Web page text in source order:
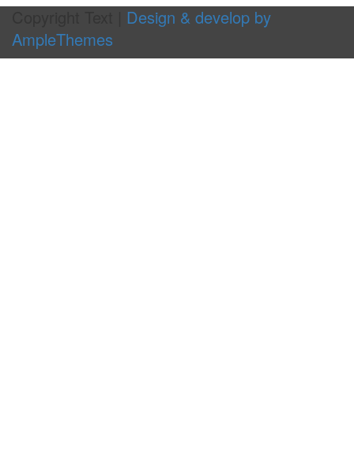
Design & develop by
AmpleThemes